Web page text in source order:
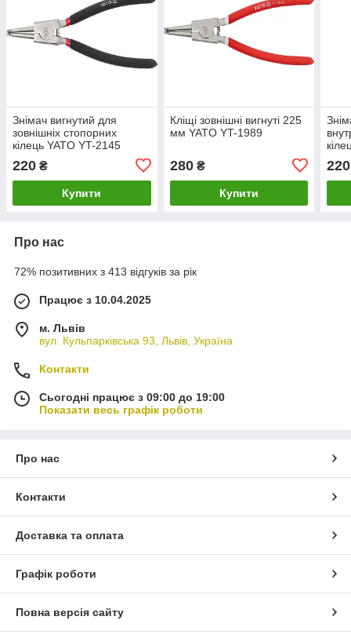
Знімач вигнутий для
зовнішніх стопорних
кілець YATO YT-2145
220 ₴
Купити
Кліщі зовнішні вигнуті 225
мм YATO YT-1989
280₴
Купити
220
Про нас
72% позитивних з 413 відгуків за рік
Працює з 10.04.2025
м. Львів
вул. Кульпарківська 93, Львів, Україна
Контакти
Сьогодні працює з 09:00 до 19:00
Показати весь графік роботи
Про нас
Контакти
Доставка та оплата
Графік роботи
Повна версія сайту